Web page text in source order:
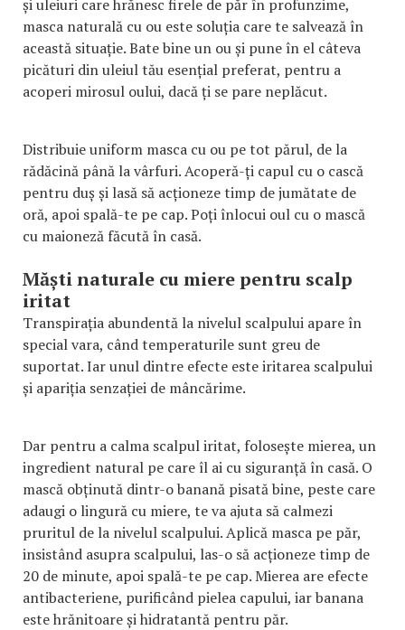
și uleiuri care hrănesc firele de păr în profunzime,
masca naturală cu ou este soluția care te salvează în
această situație. Bate bine un ou și pune în el câteva
picături din uleiul tău esențial preferat, pentru a
acoperi mirosul oului, dacă ți se pare neplăcut.
Distribuie uniform masca cu ou pe tot părul, de la
rădăcină până la vârfuri. Acoperă-ți capul cu o cască
pentru duș și lasă să acționeze timp de jumătate de
oră, apoi spală-te pe cap. Poți înlocui oul cu o mască
cu maioneză făcută în casă.
Măști naturale cu miere pentru scalp
iritat
Transpirația abundentă la nivelul scalpului apare în
special vara, când temperaturile sunt greu de
suportat. Iar unul dintre efecte este iritarea scalpului
și apariția senzației de mâncărime.
Dar pentru a calma scalpul iritat, folosește mierea, un
ingredient natural pe care îl ai cu siguranță în casă. O
mască obținută dintr-o banană pisată bine, peste care
adaugi o lingură cu miere, te va ajuta să calmezi
pruritul de la nivelul scalpului. Aplică masca pe păr,
insistând asupra scalpului, las-o să acționeze timp de
20 de minute, apoi spală-te pe cap. Mierea are efecte
antibacteriene, purificând pielea capului, iar banana
este hrănitoare și hidratantă pentru păr.